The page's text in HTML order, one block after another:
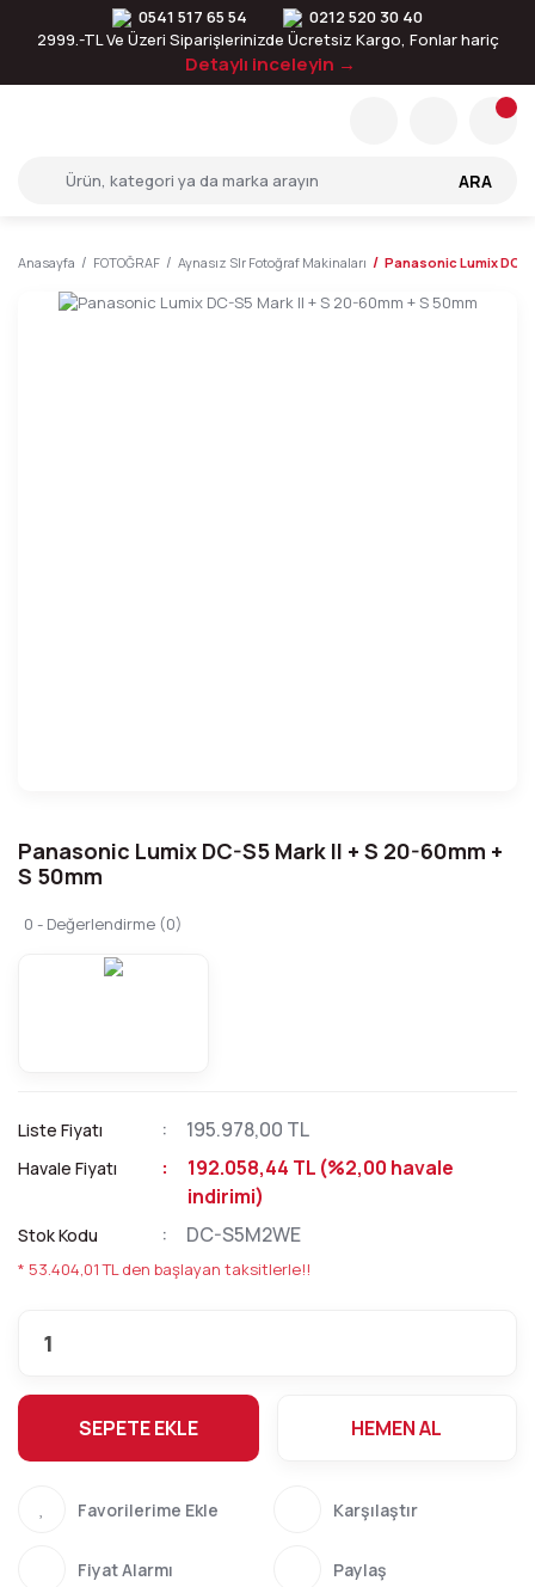
0541 517 65 54
0212 520 30 40
2999.-TL Ve Üzeri Siparişlerinizde Ücretsiz Kargo, Fonlar hariç
Detaylı inceleyin →
ARA
Anasayfa FOTOĞRAF Aynasız Slr Fotoğraf Makinaları Panasonic Lumix DC-
Panasonic Lumix DC-S5 Mark II + S 20-60mm +
S 50mm
0 - Değerlendirme (0)
Liste Fiyatı 195.978,00 TL
Havale Fiyatı
192.058,44 TL (%2,00 havale
indirimi)
Stok Kodu DC-S5M2WE
* 53.404,01 TL den başlayan taksitlerle!!
SEPETE EKLE HEMEN AL
Karşılaştır
Fiyat Alarmı Paylaş